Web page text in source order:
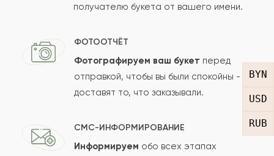
BYN
USD
RUB
Отзыв
получателю букета от вашего имени.
ФОТООТЧЁТ
Фотографируем ваш букет перед
отправкой, чтобы вы были спокойны -
доставят то, что заказывали.
СМС-ИНФОРМИРОВАНИЕ
Информируем обо всех этапах